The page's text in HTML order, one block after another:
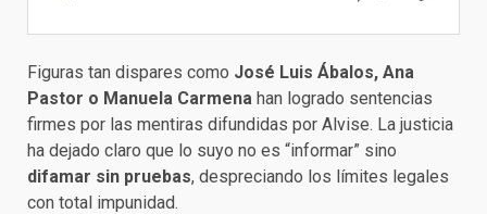
Figuras tan dispares como José Luis Ábalos, Ana
Pastor o Manuela Carmena han logrado sentencias
firmes por las mentiras difundidas por Alvise. La justicia
ha dejado claro que lo suyo no es “informar” sino
difamar sin pruebas, despreciando los límites legales
con total impunidad.